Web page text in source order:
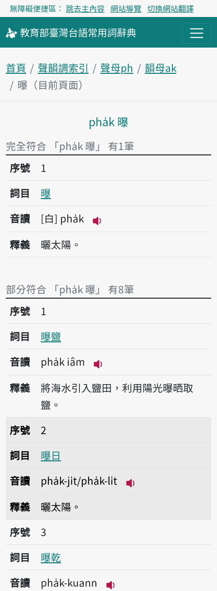
無障礙便捷區： 跳去主內容 網站導覽 切換網站翻譯
教育部臺灣台語常用詞辭典
首頁 聲韻調索引 聲母ph
韻母ak
曝（目前頁面）
主內容區塊
pha̍k 曝
完全符合 「pha̍k 曝」 有1筆
序號1曝
序號
1
詞目
曝
音讀
白 pha̍k
播放音讀pha̍k
釋義 曬太陽。
部分符合 「pha̍k 曝」 有8筆
序號1曝鹽
序號
1
詞目
曝鹽
音讀
pha̍k iâm
播放音讀pha̍k iâm
釋義
將海水引入鹽田，利用陽光曝晒取
鹽。
序號2曝日
序號
2
詞目
曝日
音讀
pha̍k-ji̍t/pha̍k-li̍t
釋義
曬太陽。
序號3曝乾
序號
3
詞目
曝乾
音讀
pha̍k-kuann